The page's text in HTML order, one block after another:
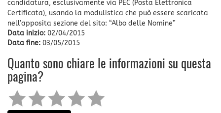
candidatura, esclusivamente via PEC (Posta Elettronica
Certificata), usando la modulistica che può essere scaricata
nell’apposita sezione del sito: “Albo delle Nomine”
Data inizio: 02/04/2015
Data fine: 03/05/2015
Quanto sono chiare le informazioni su questa
pagina?